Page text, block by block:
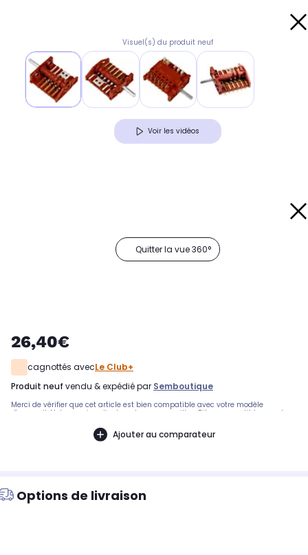
Visuel(s) du produit neuf
Voir les vidéos
Quitter la vue 360°
26,40€
cagnottés avecLe Club+
produit neuf vendu & expédié par Semboutique
Merci de vérifier que cet article est bien compatible avec votre modèle
d'appareil. Notre service client peut vous conseiller. .Pièce compatible avec les
HIGFC75CXMSC, HIG-FC75CXMSC - 943877Ajouter au comparateur
Options de livraison